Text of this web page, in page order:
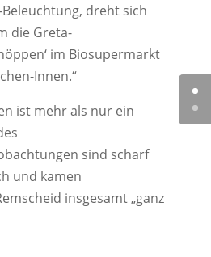
dreht sich
die Greta-
im Biosupermarkt
Innen.“
ist mehr als nur ein
sind scharf
und kamen
insgesamt „ganz